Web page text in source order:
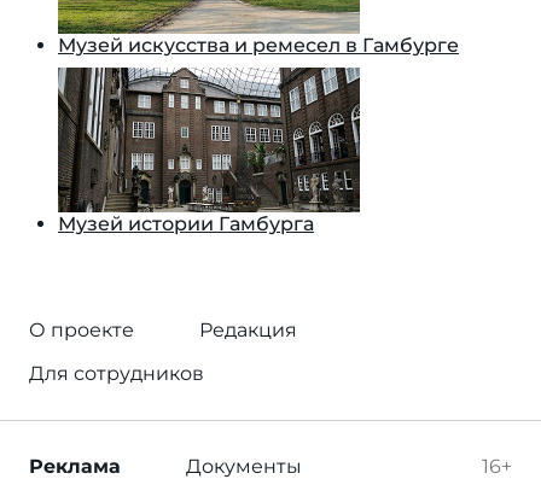
Музей искусства и ремесел в Гамбурге
Музей истории Гамбурга
О проекте
Редакция
Для сотрудников
16+
Реклама Документы